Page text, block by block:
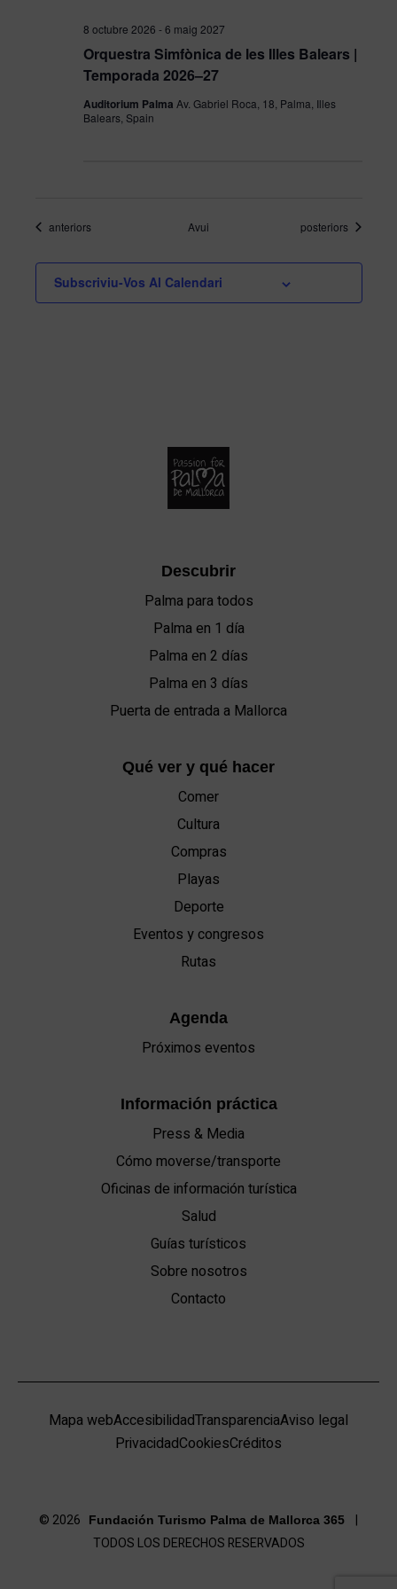
Orquestra Simfònica de les Illes Balears |
Temporada 2026–27
8 octubre 2026 -6 maig 2027
Auditorium Palma Av. Gabriel Roca, 18, Palma, Illes
Balears, Spain
Esdeveniments
anteriors Avui Esdeveniments
posteriors
Subscriviu-Vos Al Calendari
Descubrir
Palma para todos
Palma en 1 día
Palma en 2 días
Palma en 3 días
Puerta de entrada a Mallorca
Qué ver y qué hacer
Comer
Cultura
Compras
Playas
Deporte
Eventos y congresos
Rutas
Agenda
Próximos eventos
Información práctica
Press & Media
Cómo moverse/transporte
Oficinas de información turística
Salud
Guías turísticos
Sobre nosotros
Contacto
Mapa webAccesibilidadTransparenciaAviso legal
PrivacidadCookiesCréditos
© 2026 Fundación Turismo Palma de Mallorca 365
|
TODOS LOS DERECHOS RESERVADOS